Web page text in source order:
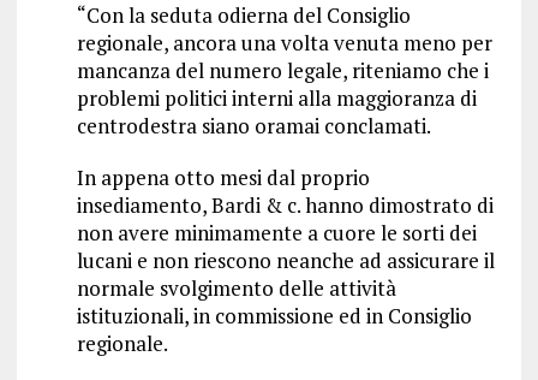
“Con la seduta odierna del Consiglio
regionale, ancora una volta venuta meno per
mancanza del numero legale, riteniamo che i
problemi politici interni alla maggioranza di
centrodestra siano oramai conclamati.
In appena otto mesi dal proprio
insediamento, Bardi & c. hanno dimostrato di
non avere minimamente a cuore le sorti dei
lucani e non riescono neanche ad assicurare il
normale svolgimento delle attività
istituzionali, in commissione ed in Consiglio
regionale.